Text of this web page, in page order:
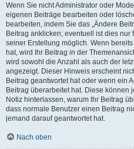
Wenn Sie nicht Administrator oder
eigenen Beiträge bearbeiten oder
bearbeiten, indem Sie das „Ändere
Beitrag anklicken; eventuell ist dies
seiner Erstellung möglich. Wenn
hat, wird Ihr Beitrag in der
wird sowohl die Anzahl als auch der
angezeigt. Dieser Hinweis erscheint
Beitrag geantwortet hat oder wenn ein
Beitrag überarbeitet hat. Diese können
Notiz hinterlassen, warum Ihr Beitrag
dass normale Benutzer einen Beitrag
jemand darauf geantwortet hat.
Nach oben